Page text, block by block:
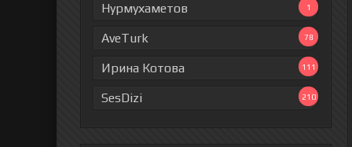
Нурмухаметов 1
AveTurk 78
Ирина Котова 111
SesDizi 210